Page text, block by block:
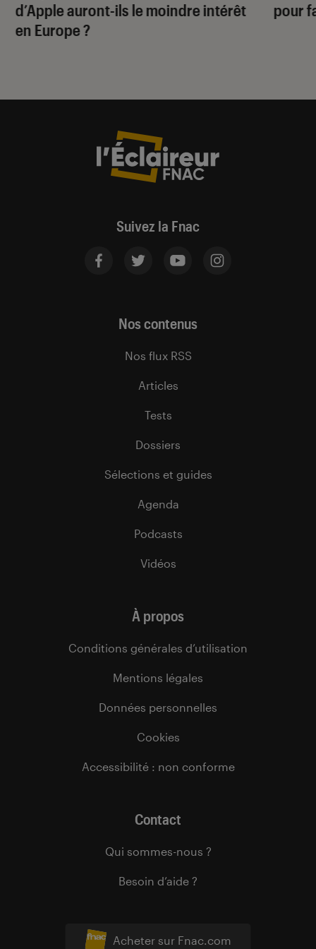
d’Apple auront-ils le moindre intérêt
en Europe ?
pour
Suivez la Fnac
Acheter sur Fnac.com
Nos contenus
Nos flux RSS
Articles
Tests
Dossiers
Sélections et guides
Agenda
Podcasts
Vidéos
À propos
Conditions générales d’utilisation
Mentions légales
Données personnelles
Cookies
Accessibilité : non conforme
Contact
Qui sommes-nous ?
Besoin d’aide ?